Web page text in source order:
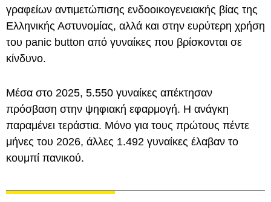
γραφείων αντιμετώπισης ενδοοικογενειακής βίας της
Ελληνικής Αστυνομίας, αλλά και στην ευρύτερη χρήση
του panic button από γυναίκες που βρίσκονται σε
κίνδυνο.
Μέσα στο 2025, 5.550 γυναίκες απέκτησαν
πρόσβαση στην ψηφιακή εφαρμογή. Η ανάγκη
παραμένει τεράστια. Μόνο για τους πρώτους πέντε
μήνες του 2026, άλλες 1.492 γυναίκες έλαβαν το
κουμπί πανικού.